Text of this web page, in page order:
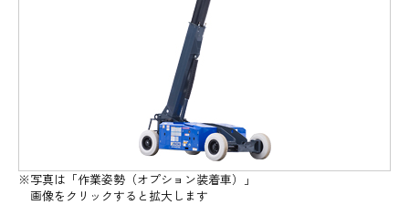
※写真は「作業姿勢（オプション装着車）」
画像をクリックすると拡大します